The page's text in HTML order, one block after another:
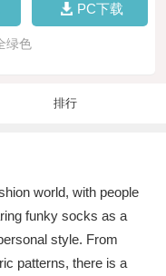
PC下载
绿色
排行
world, with people
funky socks as a
style. From
patterns, there is a